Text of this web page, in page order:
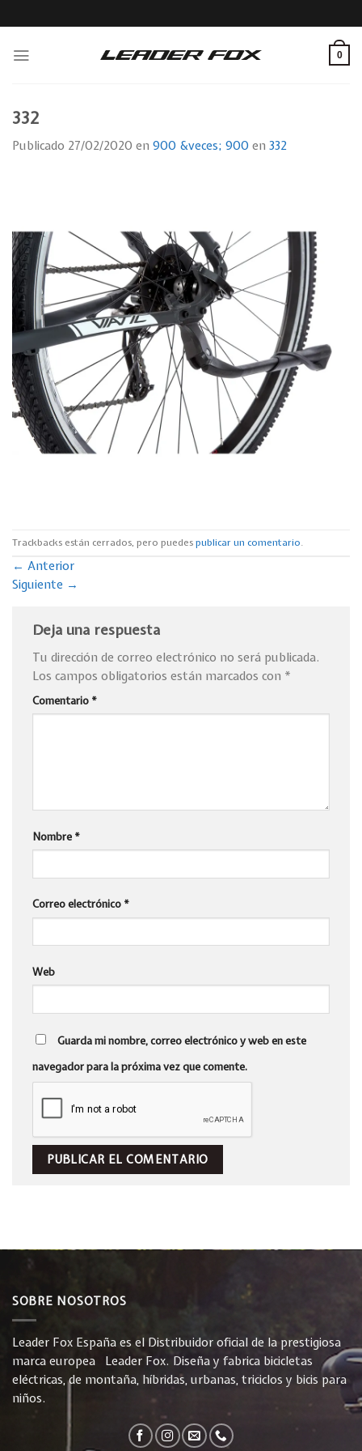
to
0
332
Publicado 27/02/2020 en 900 &veces; 900 en 332
Trackbacks están cerrados, pero puedespublicar un comentario.
← Anterior
Siguiente →
Deja una respuesta
Tu dirección de correo electrónico no será publicada.
Los campos obligatorios están marcados con *
Comentario *
Nombre *
Correo electrónico *
Web
Guarda mi nombre, correo electrónico y web en este
navegador para la próxima vez que comente.
SOBRE NOSOTROS
Leader Fox España es el Distribuidor oficial de la prestigiosa
marca europea Leader Fox. Diseña y fabrica bicicletas
eléctricas, de montaña, híbridas, urbanas, triciclos y bicis para
niños.